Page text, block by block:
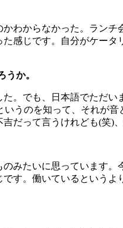
わからなかった。ラン
感じです。自分がケー
うか。
。でも、日本語でただ
いうのを知って、それが音
だって言うけれども(笑)
みたいに思っています
す。働いているという